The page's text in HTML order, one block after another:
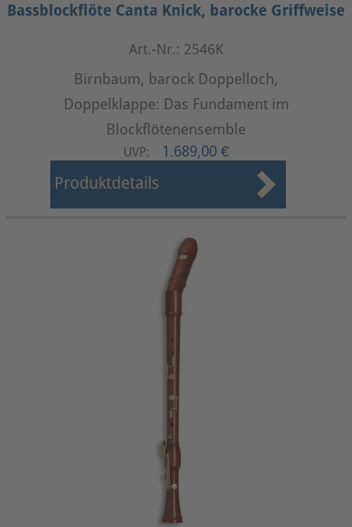
Bassblockflöte Canta Knick, barocke Griffweise
Art.-Nr.: 2546K
Birnbaum, barock Doppelloch,
Doppelklappe: Das Fundament im
Blockflötenensemble
UVP: 1.689,00 €
Produktdetails